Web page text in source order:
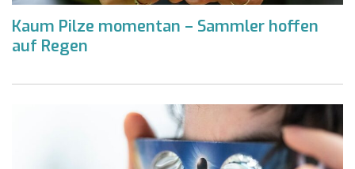
Kaum Pilze momentan – Sammler hoffen
auf Regen